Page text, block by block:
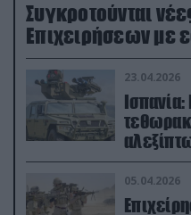
Συγκροτούνται
Επιχειρήσεων με
23.04.2026
ορμή
05.04.2026